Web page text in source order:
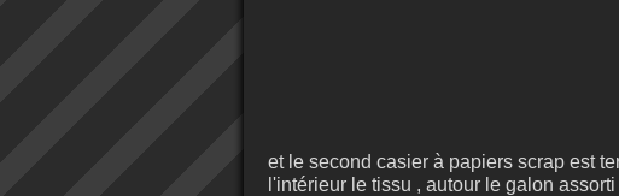
et le second casier à papiers scrap est
l'intérieur le tissu , autour le galon